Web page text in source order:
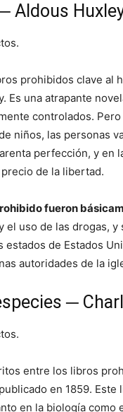
Aldous
prohibidos clave al
Es una atrapante
controlados. Pero
niños, las personas
perfección, y en
de la libertad.
fueron
el uso de las drogas,
de Estados
autoridades de la
─
entre los libros
en 1859.
en la biología